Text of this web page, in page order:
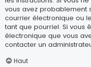
vous avez probablement
courrier électronique ou
tant que pourriel. Si vous
électronique que vous
contacter un
Haut